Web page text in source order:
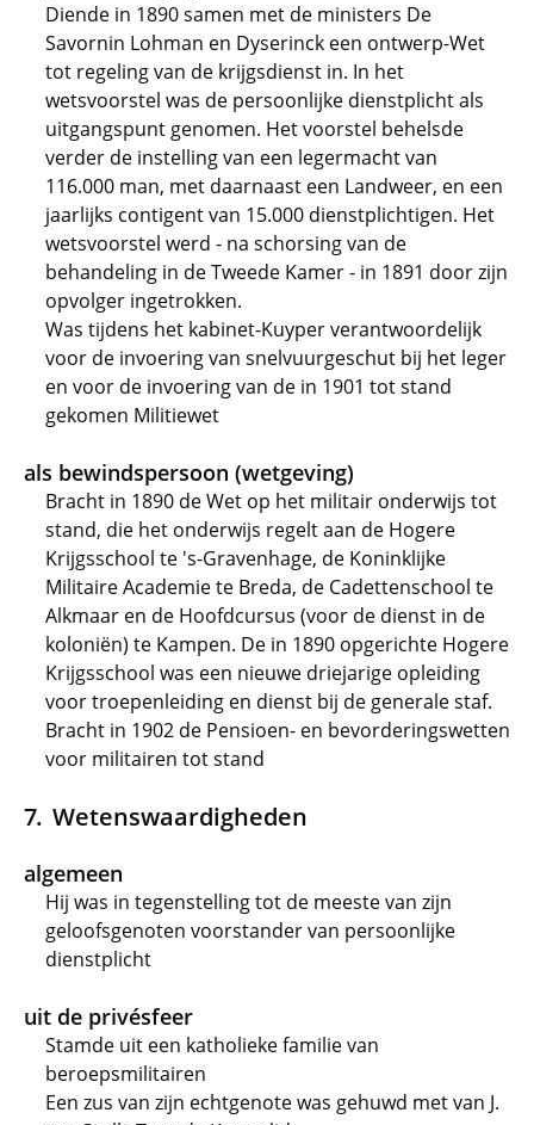
Diende in 1890 samen met de ministers De
Savornin Lohman en Dyserinck een ontwerp-Wet
tot regeling van de krijgsdienst in. In het
wetsvoorstel was de persoonlijke dienstplicht als
uitgangspunt genomen. Het voorstel behelsde
verder de instelling van een legermacht van
116.000 man, met daarnaast een Landweer, en een
jaarlijks contigent van 15.000 dienstplichtigen. Het
wetsvoorstel werd - na schorsing van de
behandeling in de Tweede Kamer - in 1891 door zijn
opvolger ingetrokken.
Was tijdens het kabinet-Kuyper verantwoordelijk
voor de invoering van snelvuurgeschut bij het leger
en voor de invoering van de in 1901 tot stand
gekomen Militiewet
als bewindspersoon (wetgeving)
Bracht in 1890 de Wet op het militair onderwijs tot
stand, die het onderwijs regelt aan de Hogere
Krijgsschool te 's-Gravenhage, de Koninklijke
Militaire Academie te Breda, de Cadettenschool te
Alkmaar en de Hoofdcursus (voor de dienst in de
koloniën) te Kampen. De in 1890 opgerichte Hogere
Krijgsschool was een nieuwe driejarige opleiding
voor troepenleiding en dienst bij de generale staf.
Bracht in 1902 de Pensioen- en bevorderingswetten
voor militairen tot stand
Wetenswaardigheden
algemeen
Hij was in tegenstelling tot de meeste van zijn
geloofsgenoten voorstander van persoonlijke
dienstplicht
uit de privésfeer
Stamde uit een katholieke familie van
beroepsmilitairen
Een zus van zijn echtgenote was gehuwd met van J.